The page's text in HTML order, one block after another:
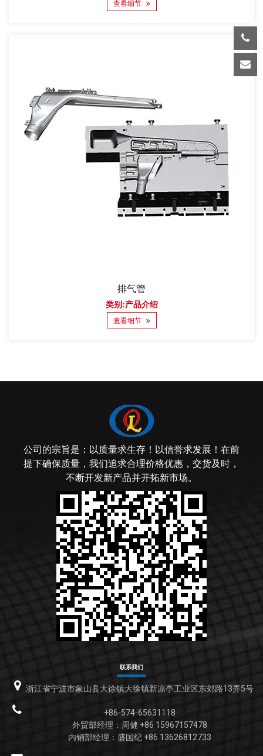
查看细节
排气管
类别:产品介绍
查看细节
公司的宗旨是：以质量求生存！以信誉求发展！在前
提下确保质量，我们追求合理价格优惠，交货及时，
不断开发新产品并开拓新市场。
联系我们
浙江省宁波市象山县大徐镇大徐镇新凉亭工业区东郊路13弄5号
+86-574-65631118
外贸部经理：周健 +86 15967157478
内销部经理：盛国纪 +86 13626812733